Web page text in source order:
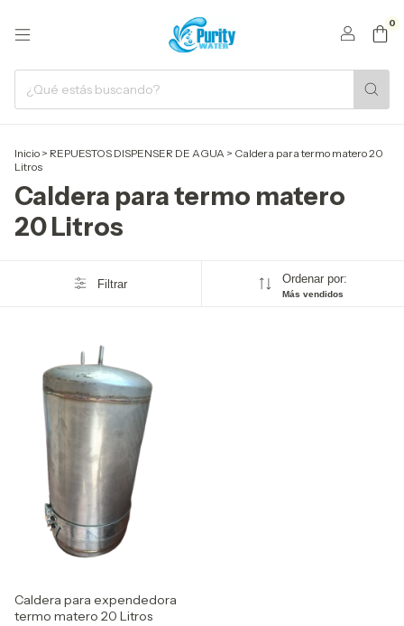
0
Inicio > REPUESTOS DISPENSER DE AGUA > Caldera para termo matero 20
Litros
Caldera para termo matero
20 Litros
Filtrar Ordenar por:
Más vendidos
Caldera para expendedora
termo matero 20 Litros